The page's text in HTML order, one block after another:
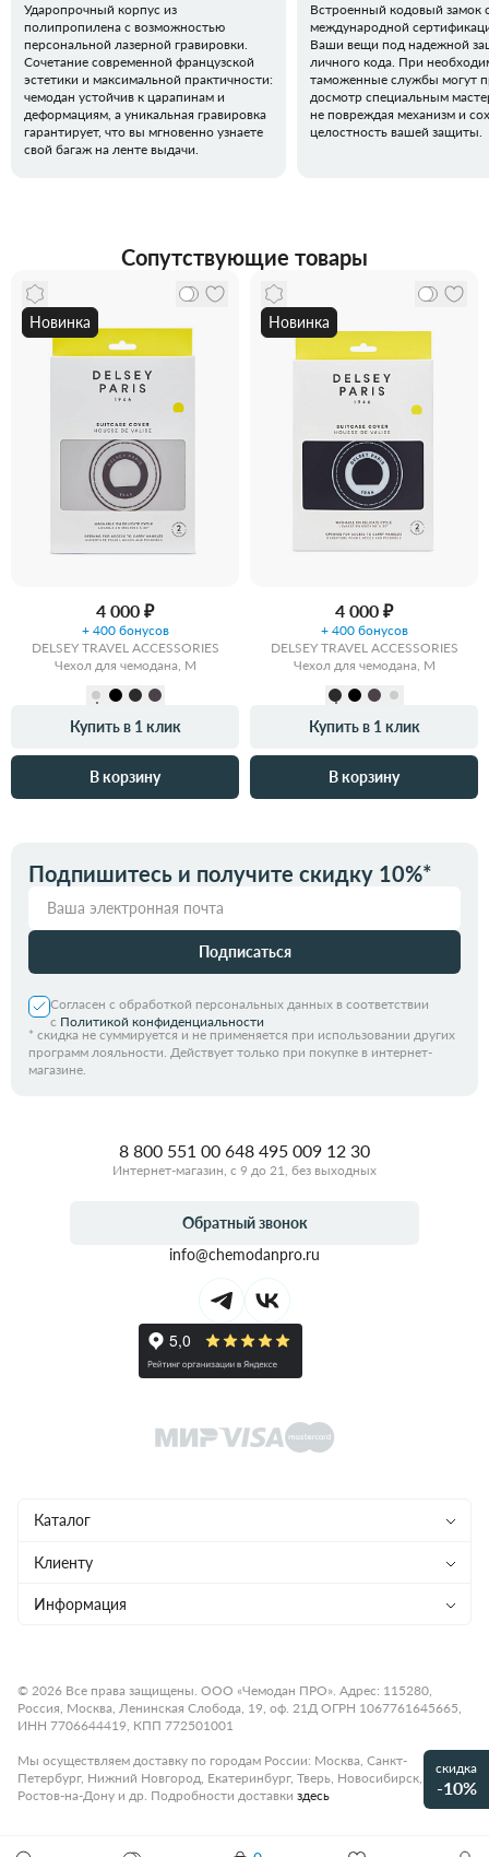
Ударопрочный корпус из
полипропилена с возможностью
персональной лазерной гравировки.
Сочетание современной французской
эстетики и максимальной практичности:
чемодан устойчив к царапинам и
деформациям, а уникальная гравировка
гарантирует, что вы мгновенно узнаете
свой багаж на ленте выдачи.
Встроенный кодовый замок
международной
Ваши вещи под надежной
личного кода. При
таможенные службы могут
досмотр специальным
не повреждая механизм и
целостность вашей защиты.
Сопутствующие товары
Новинка
4 000 ₽
+ 400 бонусов
DELSEY TRAVEL ACCESSORIES
Чехол для чемодана, M
Купить в 1 клик
В корзину
Новинка
4 000 ₽
+ 400 бонусов
DELSEY TRAVEL ACCESSORIES
Чехол для чемодана, M
Купить в 1 клик
В корзину
Подпишитесь и получите скидку 10%*
Подписаться
Согласен с обработкой персональных данных в соответствии
с Политикой конфиденциальности
* скидка не суммируется и не применяется при использовании других
программ лояльности. Действует только при покупке в интернет-
магазине.
Каталог
Чемоданы
Рюкзаки
Аксессуары
Премиум
Клиенту
Магазины
Гарантия и возврат
Карьера
Информация
Программа лояльности
Подарочные карты
Статьи
Контакты
8 800 551 00 648 495 009 12 30
Интернет-магазин, с 9 до 21, без выходных
Обратный звонок
info@chemodanpro.ru
© 2026 Все права защищены. ООО «Чемодан ПРО». Адрес: 115280,
Россия, Москва, Ленинская Слобода, 19, оф. 21Д ОГРН 1067761645665,
ИНН 7706644419, КПП 772501001
Мы осуществляем доставку по городам России: Москва, Санкт-
Петербург, Нижний Новгород, Екатеринбург, Тверь, Новосибирск,
Ростов-на-Дону и др. Подробности доставки здесь
скидка
-10%